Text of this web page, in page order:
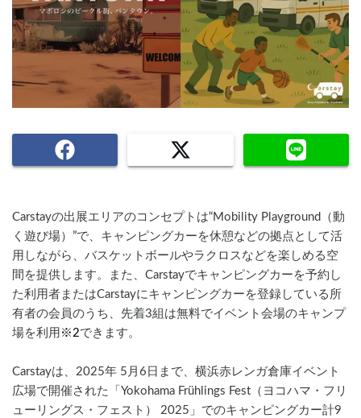
Carstayの出展エリアのコンセプトは“Mobility Playground（動
く遊び場）”で、キャンピングカーを休憩などの拠点として活
用しながら、バスケットボールやラクロスなどを楽しめる空
間を提供します。また、Carstayでキャンピングカーを予約し
た利用者またはCarstayにキャンピングカーを登録している所
有者の会員のうち、先着3組は無料でイベント会場のキャンプ
場を利用 ※2できます。
Carstayは、2025年 5月6日まで、横浜赤レンガ倉庫イベント
広場で開催された「Yokohama Frühlings Fest（ヨコハマ・フリ
ューリングス・フェスト） 2025」でのキャンピングカー計9